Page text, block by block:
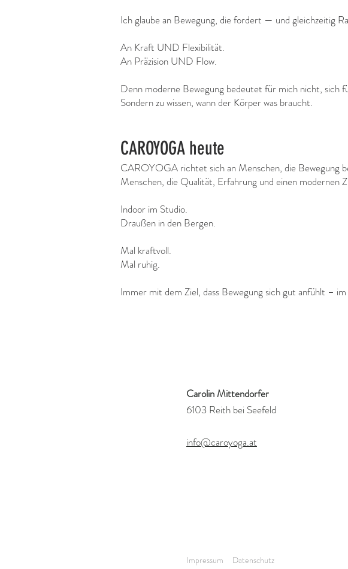
Ich glaube an Bewegung, die fordert — und gleichzeitig
An Kraft UND Flexibilität.
An Präzision UND Flow.
Denn moderne Bewegung bedeutet für mich nicht, sich
Sondern zu wissen, wann der Körper was braucht.
CAROYOGA heute
CAROYOGA richtet sich an Menschen, die Bewegung
Menschen, die Qualität, Erfahrung und einen modernen
Indoor im Studio.
Draußen in den Bergen.
Mal kraftvoll.
Mal ruhig.
Immer mit dem Ziel, dass Bewegung sich gut anfühlt –
Carolin Mittendorfer
6103 Reith bei Seefeld
info@caroyoga.at
Impressum Datenschutz